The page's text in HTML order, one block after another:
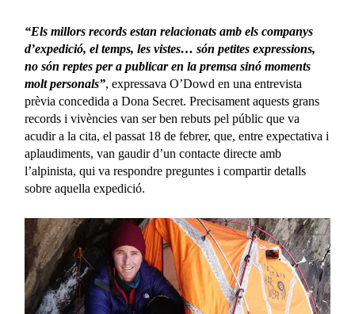
“Els millors records estan relacionats amb els companys
d’expedició, el temps, les vistes… són petites expressions,
no són reptes per a publicar en la premsa sinó moments
molt personals”, expressava O’Dowd en una entrevista
prèvia concedida a Dona Secret. Precisament aquests grans
records i vivències van ser ben rebuts pel públic que va
acudir a la cita, el passat 18 de febrer, que, entre expectativa i
aplaudiments, van gaudir d’un contacte directe amb
l’alpinista, qui va respondre preguntes i compartir detalls
sobre aquella expedició.